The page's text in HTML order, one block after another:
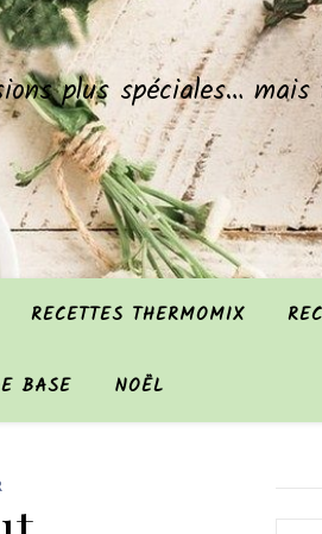
plus spéciales… mais
RECETTES THERMOMIX
BASE NOËL